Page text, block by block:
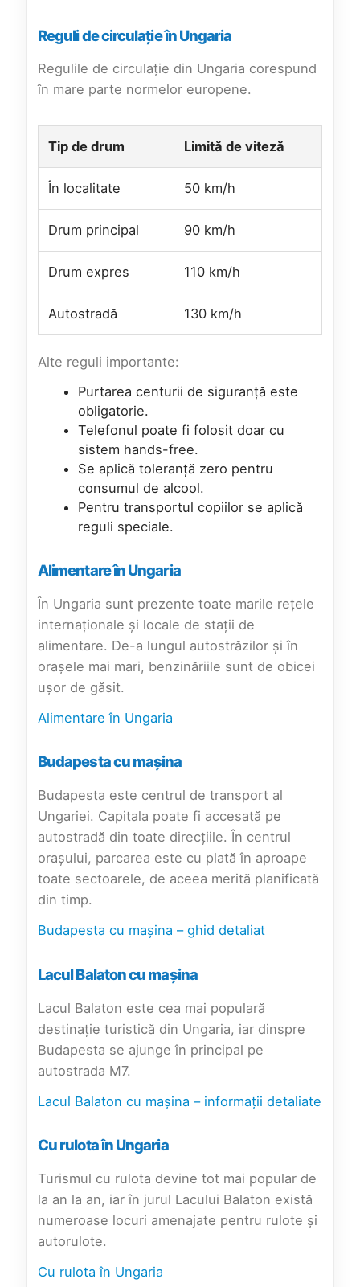
Reguli de circulație în Ungaria
Regulile de circulație din Ungaria corespund
în mare parte normelor europene.
Tip de drum Limită de viteză
În localitate 50 km/h
Drum principal 90 km/h
Drum expres 110 km/h
Autostradă 130 km/h
Alte reguli importante:
Purtarea centurii de siguranță este
obligatorie.
Telefonul poate fi folosit doar cu
sistem hands-free.
Se aplică toleranță zero pentru
consumul de alcool.
Pentru transportul copiilor se aplică
reguli speciale.
Alimentare în Ungaria
În Ungaria sunt prezente toate marile rețele
internaționale și locale de stații de
alimentare. De-a lungul autostrăzilor și în
orașele mai mari, benzinăriile sunt de obicei
ușor de găsit.
Alimentare în Ungaria
Budapesta cu mașina
Budapesta este centrul de transport al
Ungariei. Capitala poate fi accesată pe
autostradă din toate direcțiile. În centrul
orașului, parcarea este cu plată în aproape
toate sectoarele, de aceea merită planificată
din timp.
Budapesta cu mașina – ghid detaliat
Lacul Balaton cu mașina
Lacul Balaton este cea mai populară
destinație turistică din Ungaria, iar dinspre
Budapesta se ajunge în principal pe
autostrada M7.
Lacul Balaton cu mașina – informații detaliate
Cu rulota în Ungaria
Turismul cu rulota devine tot mai popular de
la an la an, iar în jurul Lacului Balaton există
numeroase locuri amenajate pentru rulote și
autorulote.
Cu rulota în Ungaria